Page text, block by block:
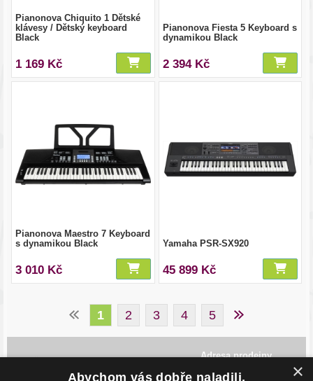
Pianonova Chiquito 1 Dětské
klávesy / Dětský keyboard
Black
1 169 Kč
Pianonova Fiesta 5 Keyboard s
dynamikou Black
2 394 Kč
Pianonova Maestro 7 Keyboard
s dynamikou Black
3 010 Kč
Yamaha PSR-SX920
45 899 Kč
1 2 3 4 5
Adresa prodejny
Havlíčkovo Nábřeží 28,×
Abychom vás dobře naladili,